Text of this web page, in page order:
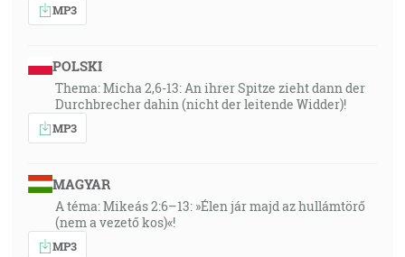
MP3
POLSKI
Thema: Micha 2,6-13: An ihrer Spitze zieht dann der
Durchbrecher dahin (nicht der leitende Widder)!
MP3
MAGYAR
A téma: Mikeás 2:6–13: »Élen jár majd az hullámtörő
(nem a vezető kos)«!
MP3